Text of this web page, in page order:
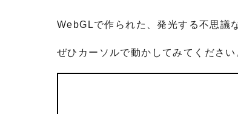
WebGLで作られた、発光する不思議
ぜひカーソルで動かしてみてください